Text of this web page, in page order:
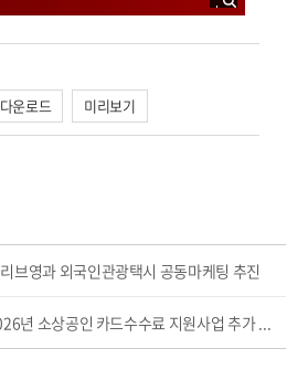
다운로드 미리보기
브영과 외국인관광택시 공동마케팅 추진
강릉시, 2026년 소상공인 카드수수료 지원사업 추가 접수